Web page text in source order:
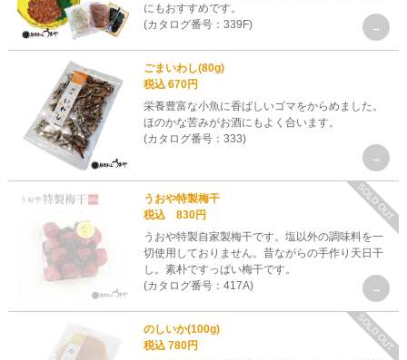
にもおすすめです。
(カタログ番号：339F)
ごまいわし(80g)
税込 670円
栄養豊富な小魚に香ばしいゴマをからめました。
ほのかな苦みがお酒にもよく合います。
(カタログ番号：333)
うおや特製梅干
税込 830円
うおや特製自家製梅干です。塩以外の調味料を一
切使用しておりません。昔ながらの手作り天日干
し。素朴ですっぱい梅干です。
(カタログ番号：417A)
SOLD OUT
のしいか(100g)
税込 780円
SOLD OUT